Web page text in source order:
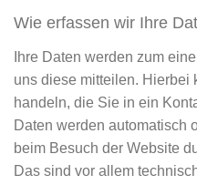
Wie erfassen wir Ihre
Ihre Daten werden zum
uns diese mitteilen. Hierbei
handeln, die Sie in ein
Daten werden automatisch
beim Besuch der Website
Das sind vor allem